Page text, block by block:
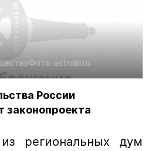
Фото: astrobl.ru
России
законопроекта
региональных дум